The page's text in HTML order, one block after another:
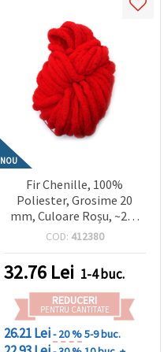
NOU
Fir Chenille, 100%
Poliester, Grosime 20
mm, Culoare Roșu, ~240
g, 25 m – Ideal pentru
Proiecte Decorative
Handmade DIY
COD: 412380
32.76 Lei 1-4 buc.
REDUCERI
PENTRU CANTITATE
26.21 Lei- 20 %5-9 buc.